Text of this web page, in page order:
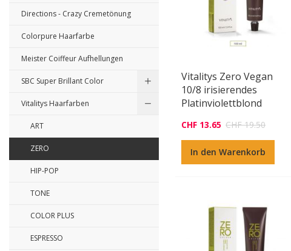
Vitalitys Zero Vegan
10/8 irisierendes
Platinviolettblond
CHF 13.65 CHF 19.50
In den Warenkorb
Directions - Crazy Cremetönung
Colorpure Haarfarbe
Meister Coiffeur Aufhellungen
SBC Super Brillant Color
Vitalitys Haarfarben
ART
ZERO
HIP-POP
TONE
COLOR PLUS
ESPRESSO